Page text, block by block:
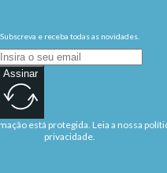
Subscreva e receba todas as novidades.
Assinar
está protegida. Leia a nossa
privacidade.